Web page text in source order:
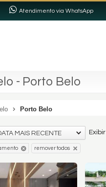
Atendimento via WhatsApp
- Porto Belo
Porto Belo
Exibir
MAIS RECENTE
remover todos